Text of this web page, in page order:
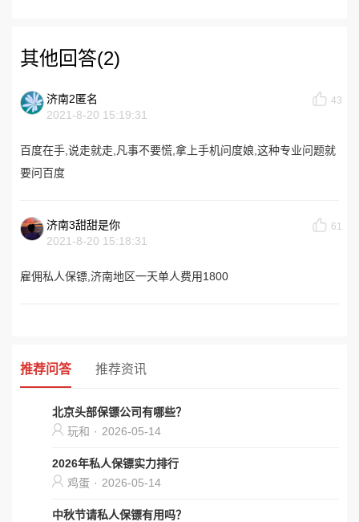
其他回答(2)
济南2匿名
2021-8-20 15:19:31
43
百度在手,说走就走,凡事不要慌,拿上手机问度娘,这种专业问题就
要问百度
济南3甜甜是你
2021-8-20 15:18:31
61
雇佣私人保镖,济南地区一天单人费用1800
推荐问答 推荐资讯
北京头部保镖公司有哪些？
玩和 · 2026-05-14
2026年私人保镖实力排行
鸡蛋 · 2026-05-14
中秋节请私人保镖有用吗？